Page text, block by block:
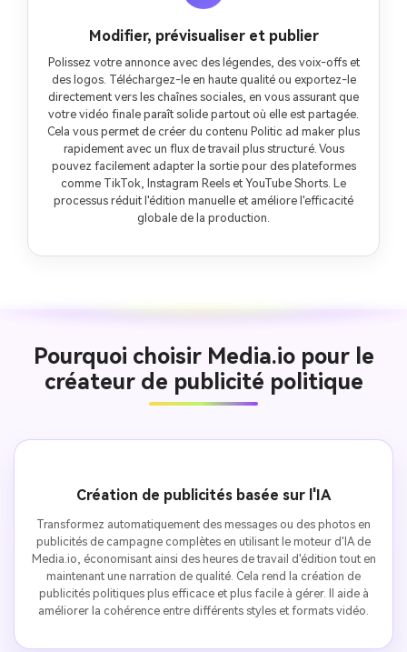
Modifier, prévisualiser et publier
Polissez votre annonce avec des légendes, des voix-offs et
des logos. Téléchargez-le en haute qualité ou exportez-le
directement vers les chaînes sociales, en vous assurant que
votre vidéo finale paraît solide partout où elle est partagée.
Cela vous permet de créer du contenu Politic ad maker plus
rapidement avec un flux de travail plus structuré. Vous
pouvez facilement adapter la sortie pour des plateformes
comme TikTok, Instagram Reels et YouTube Shorts. Le
processus réduit l'édition manuelle et améliore l'efficacité
globale de la production.
Pourquoi choisir Media.io pour le
créateur de publicité politique
Création de publicités basée sur l'IA
Transformez automatiquement des messages ou des photos en
publicités de campagne complètes en utilisant le moteur d'IA de
Media.io, économisant ainsi des heures de travail d'édition tout en
maintenant une narration de qualité. Cela rend la création de
publicités politiques plus efficace et plus facile à gérer. Il aide à
améliorer la cohérence entre différents styles et formats vidéo.